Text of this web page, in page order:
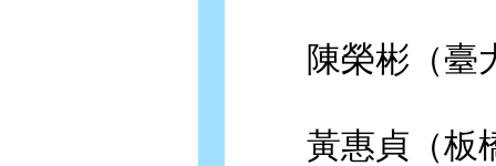
陳榮彬（臺大
黃惠貞（板